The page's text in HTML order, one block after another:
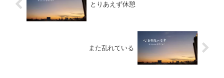
とりあえず休憩
また乱れている